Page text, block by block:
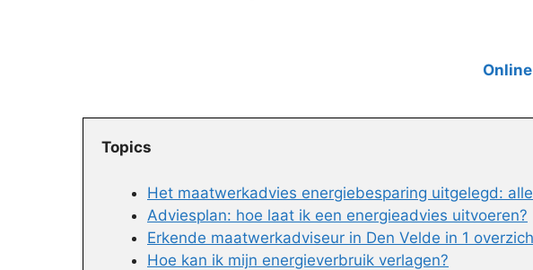
Topics
Het maatwerkadvies energiebesparing uitgelegd:
Adviesplan: hoe laat ik een energieadvies uitvoeren?
Erkende maatwerkadviseur in Den Velde in 1
Hoe kan ik mijn energieverbruik verlagen?